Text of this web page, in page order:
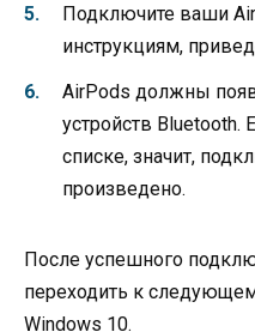
Подключите ваши
инструкциям,
AirPods должны
устройств Bluetooth.
списке, значит,
произведено.
После успешного
переходить к
Windows 10.